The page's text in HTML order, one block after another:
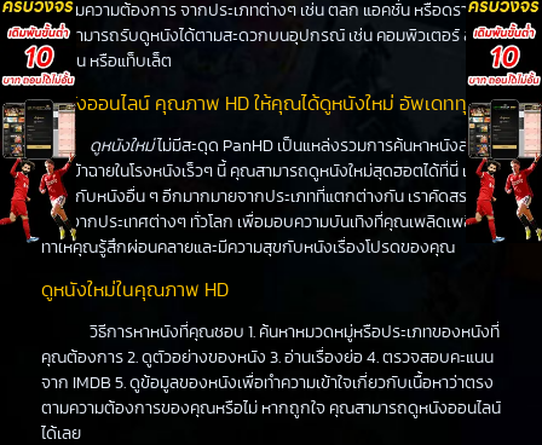
ได้ตามความต้องการ จากประเภทต่างๆ เช่น ตลก แอคชั่น หรือดราม่า
คุณสามารถรับดูหนังได้ตามสะดวกบนอุปกรณ์ เช่น คอมพิวเตอร์ สมา
ร์ทโฟน หรือแท็บเล็ต
ดูหนังออนไลน์ คุณภาพ HD ให้คุณได้ดูหนังใหม่ อัพเดททุกวัน
ดูหนังใหม่ไม่มีสะดุด PanHD เป็นแหล่งรวมการค้นหาหนังล่าสุด
ที่จะเข้าฉายในโรงหนังเร็วๆ นี้ คุณสามารถดูหนังใหม่สุดฮอตได้ที่นี่ เช่น
เดียวกับหนังอื่น ๆ อีกมากมายจากประเภทที่แตกต่างกัน เราคัดสรร
หนังจากประเทศต่างๆ ทั่วโลก เพื่อมอบความบันเทิงที่คุณเพลิดเพลิน
ทำให้คุณรู้สึกผ่อนคลายและมีความสุขกับหนังเรื่องโปรดของคุณ
ดูหนังใหม่ในคุณภาพ HD
วิธีการหาหนังที่คุณชอบ 1. ค้นหาหมวดหมู่หรือประเภทของหนังที่
คุณต้องการ 2. ดูตัวอย่างของหนัง 3. อ่านเรื่องย่อ 4. ตรวจสอบคะแนน
จาก IMDB 5. ดูข้อมูลของหนังเพื่อทำความเข้าใจเกี่ยวกับเนื้อหาว่าตรง
ตามความต้องการของคุณหรือไม่ หากถูกใจ คุณสามารถดูหนังออนไลน์
ได้เลย